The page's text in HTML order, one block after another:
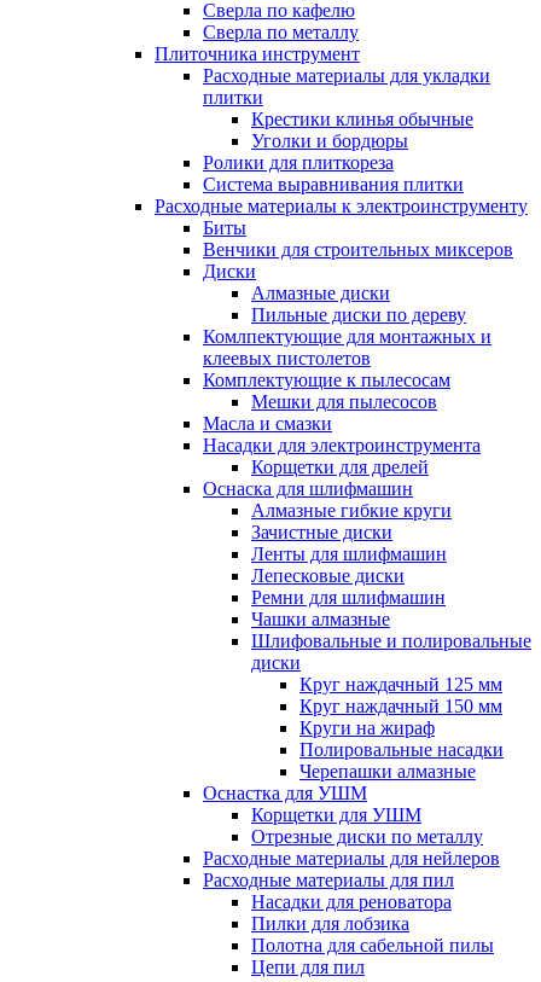
Сверла по кафелю
Сверла по металлу
Плиточника инструмент
Расходные материалы для укладки
плитки
Крестики клинья обычные
Уголки и бордюры
Ролики для плиткореза
Система выравнивания плитки
Расходные материалы к электроинструменту
Биты
Венчики для строительных миксеров
Диски
Алмазные диски
Пильные диски по дереву
Комлпектующие для монтажных и
клеевых пистолетов
Комплектующие к пылесосам
Мешки для пылесосов
Масла и смазки
Насадки для электроинструмента
Корщетки для дрелей
Оснаска для шлифмашин
Алмазные гибкие круги
Зачистные диски
Ленты для шлифмашин
Лепесковые диски
Ремни для шлифмашин
Чашки алмазные
Шлифовальные и полировальные
диски
Круг наждачный 125 мм
Круг наждачный 150 мм
Круги на жираф
Полировальные насадки
Черепашки алмазные
Оснастка для УШМ
Корщетки для УШМ
Отрезные диски по металлу
Расходные материалы для нейлеров
Расходные материалы для пил
Насадки для реноватора
Пилки для лобзика
Полотна для сабельной пилы
Цепи для пил